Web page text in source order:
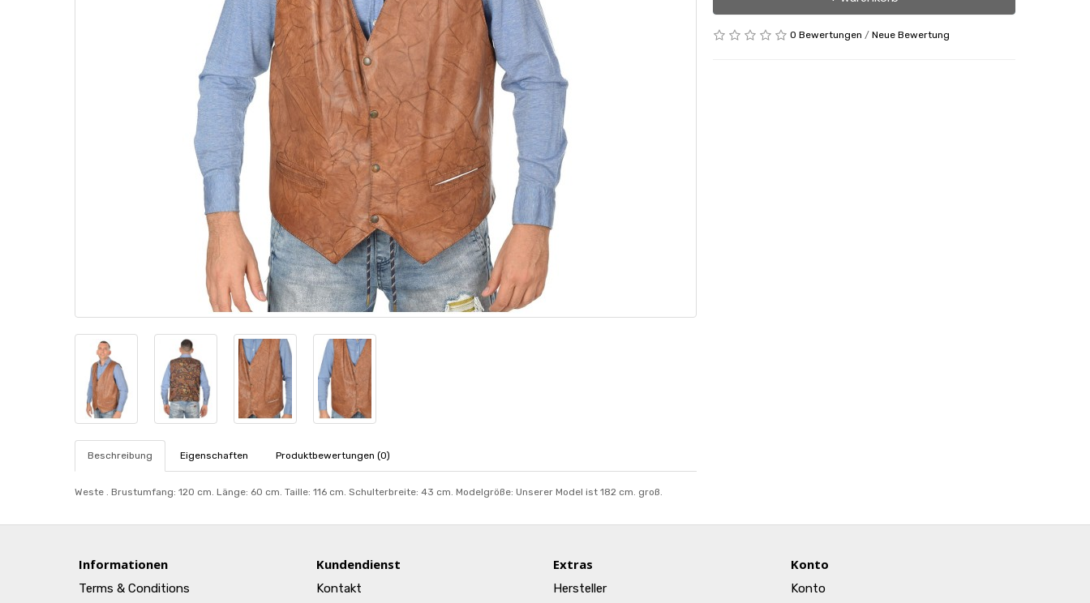
Beschreibung Eigenschaften Produktbewertungen (0)
Weste . Brustumfang: 120 cm. Länge: 60 cm. Taille: 116 cm. Schulterbreite: 43 cm. Modelgröße: Unserer Model ist 182 cm. groß.
0 Bewertungen / Neue Bewertung
Informationen
Terms & Conditions
Kundendienst
Kontakt
Extras
Hersteller
Konto
Konto